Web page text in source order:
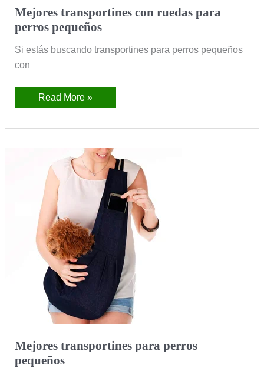
Mejores transportines con ruedas para
perros pequeños
Si estás buscando transportines para perros pequeños
con
Mejores
transportines
con
ruedas
para
perros
Read More »
Mejores transportines para perros
pequeños
transportines
para
perros
pequeños